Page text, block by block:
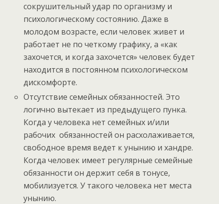
сокрушительный удар по организму и
психологическому состоянию. Даже в
молодом возрасте, если человек живет и
работает не по четкому графику, а «как
захочется, и когда захочется» человек будет
находится в постоянном психологическом
дискомфорте.
Отсутствие семейных обязанностей. Это
логично вытекает из предыдущего пунка.
Когда у человека нет семейных и/или
рабочих обязанностей он расхолаживается,
свободное время ведет к унынию и хандре.
Когда человек имеет регулярные семейные
обязанности он держит себя в тонусе,
мобилизуется. У такого человека нет места
унынию.